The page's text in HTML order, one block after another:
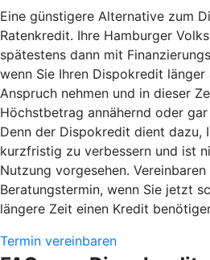
Eine günstigere Alternative zum
Ratenkredit. Ihre Hamburger
spätestens dann mit
wenn Sie Ihren Dispokredit
Anspruch nehmen und in dieser
Höchstbetrag annähernd oder
Denn der Dispokredit dient dazu,
kurzfristig zu verbessern und ist
Nutzung vorgesehen.
Beratungstermin, wenn Sie jetzt
längere Zeit einen Kredit
Termin vereinbaren